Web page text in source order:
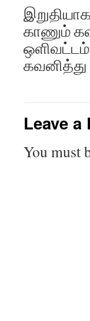
காணும்
கவனித்து
Leave a
You must